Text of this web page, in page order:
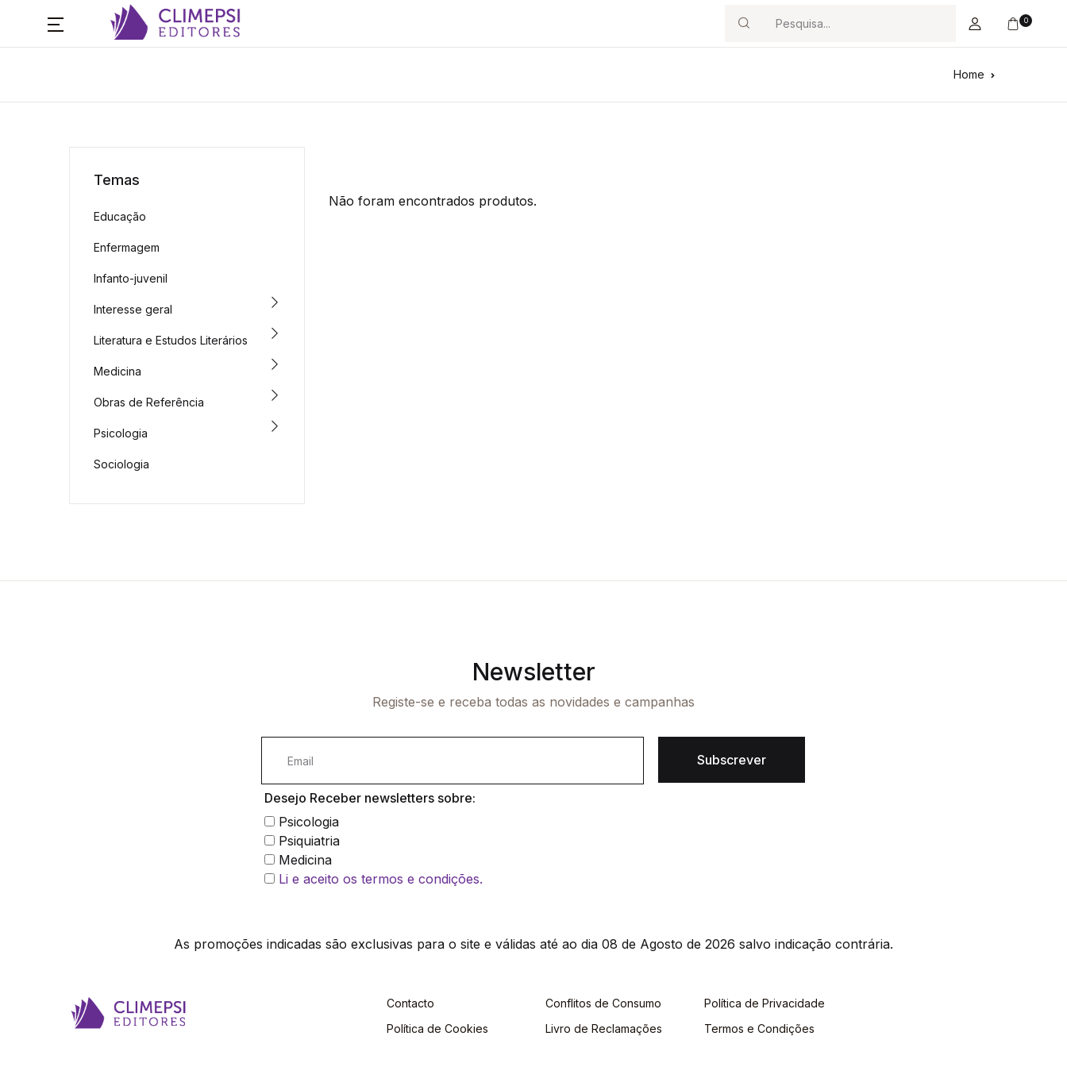
Search
0
Home
Não foram encontrados produtos.
Temas
Educação
Enfermagem
Infanto-juvenil
Interesse geral
Literatura e Estudos Literários
Medicina
Obras de Referência
Psicologia
Sociologia
Newsletter
Registe-se e receba todas as novidades e campanhas
Subscrever
Desejo Receber newsletters sobre:
Psicologia
Psiquiatria
Medicina
Li e aceito os termos e condições.
As promoções indicadas são exclusivas para o site e válidas até ao dia 08 de Agosto de 2026 salvo indicação contrária.
Contacto
Política de Cookies
Conflitos de Consumo
Livro de Reclamações
Política de Privacidade
Termos e Condições